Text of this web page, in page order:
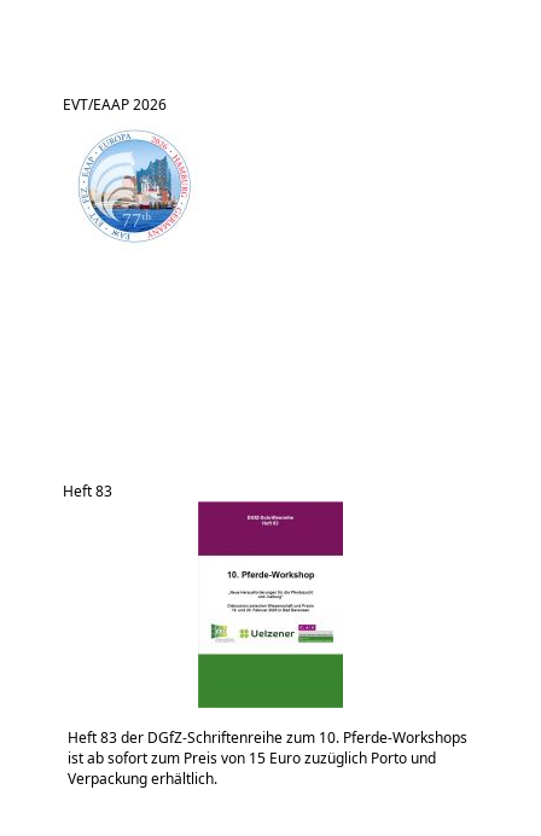
EVT/EAAP 2026
Heft 83
Heft 83 der DGfZ-Schriftenreihe zum 10. Pferde-Workshops
ist ab sofort zum Preis von 15 Euro zuzüglich Porto und
Verpackung erhältlich.